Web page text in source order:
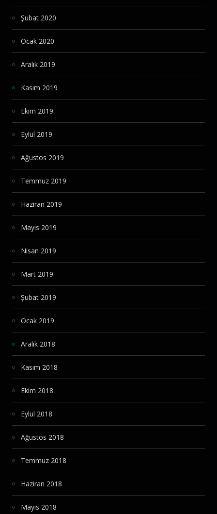
Şubat 2020
Ocak 2020
Aralık 2019
Kasım 2019
Ekim 2019
Eylül 2019
Ağustos 2019
Temmuz 2019
Haziran 2019
Mayıs 2019
Nisan 2019
Mart 2019
Şubat 2019
Ocak 2019
Aralık 2018
Kasım 2018
Ekim 2018
Eylül 2018
Ağustos 2018
Temmuz 2018
Haziran 2018
Mayıs 2018